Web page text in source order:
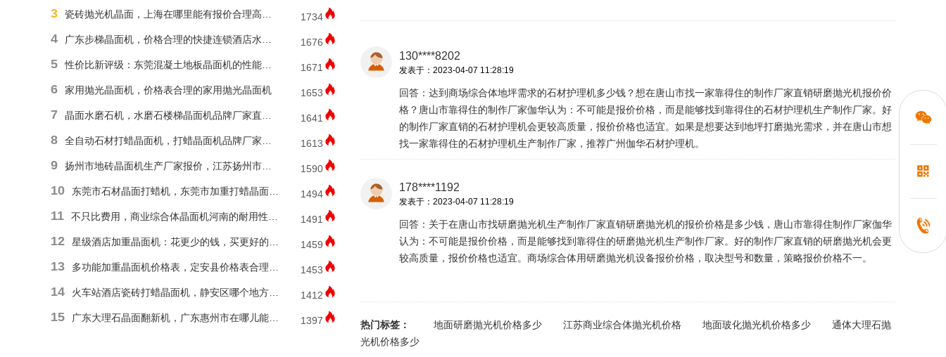
130****8202
发表于：2023-04-07 11:28:19
回答：达到商场综合体地坪需求的石材护理机多少钱？想在唐山市找一家靠得住的制作厂家直销研磨抛光机报价价
格？唐山市靠得住的制作厂家伽华认为：不可能是报价价格，而是能够找到靠得住的石材护理机生产制作厂家。好
的制作厂家直销的石材护理机会更较高质量，报价价格也适宜。如果是想要达到地坪打磨抛光需求，并在唐山市想
找一家靠得住的石材护理机生产制作厂家，推荐广州伽华石材护理机。
178****1192
发表于：2023-04-07 11:28:19
回答：关于在唐山市找研磨抛光机生产制作厂家直销研磨抛光机的报价价格是多少钱，唐山市靠得住制作厂家伽华
认为：不可能是报价价格，而是能够找到靠得住的研磨抛光机生产制作厂家。好的制作厂家直销的研磨抛光机会更
较高质量，报价价格也适宜。商场综合体用研磨抛光机设备报价价格，取决型号和数量，策略报价价格不一。
热门标签： 地面研磨抛光机价格多少 江苏商业综合体抛光机价格 地面玻化抛光机价格多少
通体大理石抛
光机价格多少
3 1734
4 1676
5 1671
6 家用抛光晶面机，价格表合理的家用抛光晶面机 1653
7 1641
8 1613
9 1590
10 1494
11 1491
12 1459
13 1453
14 1412
15 1397